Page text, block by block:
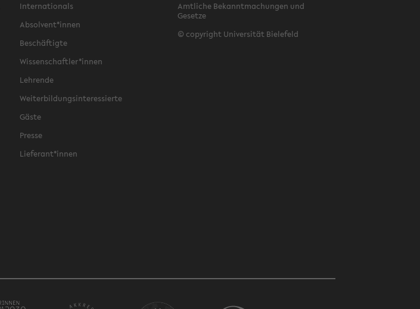
Internationals
Absolvent*innen
Beschäftigte
Wissenschaftler*innen
Lehrende
Weiterbildungsinteressierte
Gäste
Presse
Lieferant*innen
Amtliche Bekanntmachungen und
Gesetze
© copyright Universität Bielefeld